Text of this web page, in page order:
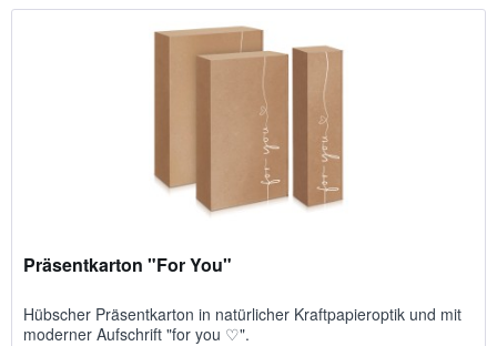
Präsentkarton "For You"
Hübscher Präsent­karton in natür­licher Kraft­papier­optik und mit
moderner Auf­schrift "for you ♡".